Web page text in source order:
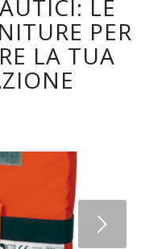
LE
PER
LA TUA